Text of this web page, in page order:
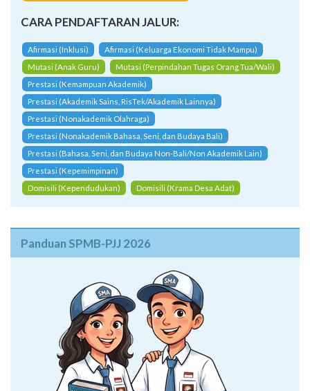
CARA PENDAFTARAN JALUR:
Afirmasi (Inklusi)
Afirmasi (Keluarga Ekonomi Tidak Mampu)
Mutasi (Anak Guru)
Mutasi (Perpindahan Tugas Orang Tua/Wali)
Prestasi (Kemampuan Akademik)
Prestasi (Akademik Sains, RisTek/Akademik Lainnya)
Prestasi (Nonakademik Olahraga)
Prestasi (Nonakademik Bahasa, Seni, dan Budaya Bali)
Prestasi (Bahasa, Seni, dan Budaya Non-Bali/Non Akademik Lain)
Prestasi (Kepemimpinan)
Domisili (Kependudukan)
Domisili (Krama Desa Adat)
Panduan SPMB-PJJ 2026